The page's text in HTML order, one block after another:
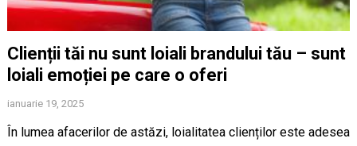
Clienții tăi nu sunt loiali brandului tău – sunt
loiali emoției pe care o oferi
ianuarie 19, 2025
În lumea afacerilor de astăzi, loialitatea clienților este adesea